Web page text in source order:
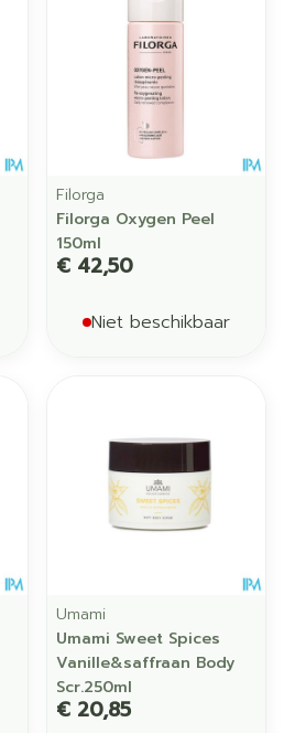
Filorga
Filorga Oxygen Peel
150ml
€ 42,50
Niet beschikbaar
Umami
Umami Sweet Spices
Vanille&saffraan Body
Scr.250ml
€ 20,85